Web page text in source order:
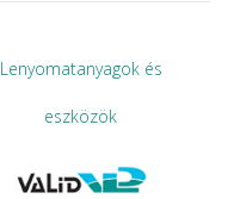
Lenyomatanyagok és
eszközök